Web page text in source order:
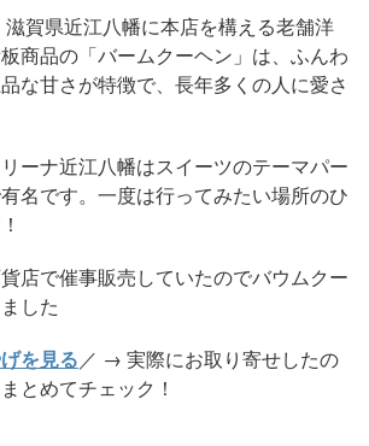
滋賀県近江八幡に本店を構える老舗洋
商品の「バームクーヘン」は、ふんわ
な甘さが特徴で、長年多くの人に愛さ
ーナ近江八幡はスイーツのテーマパー
名です。一度は行ってみたい場所のひ
店で催事販売していたのでバウムクー
した
を見る／ → 実際にお取り寄せしたの
とめてチェック！